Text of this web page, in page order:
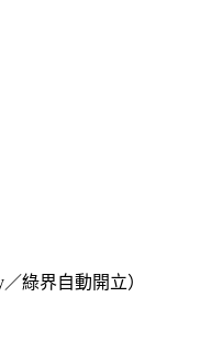
綠界自動開立）